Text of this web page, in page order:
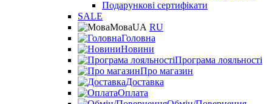
Подарункові сертифікати
SALE
МоваUA RU
Головна
Новини
Програма лояльності
Про магазин
Доставка
Оплата